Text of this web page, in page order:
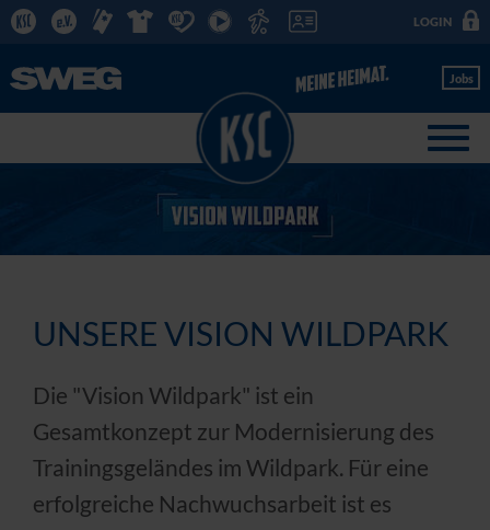
LOGIN
Jobs
UNSERE VISION WILDPARK
Die "Vision Wildpark" ist ein
Gesamtkonzept zur Modernisierung des
Trainingsgeländes im Wildpark. Für eine
erfolgreiche Nachwuchs­arbeit ist es